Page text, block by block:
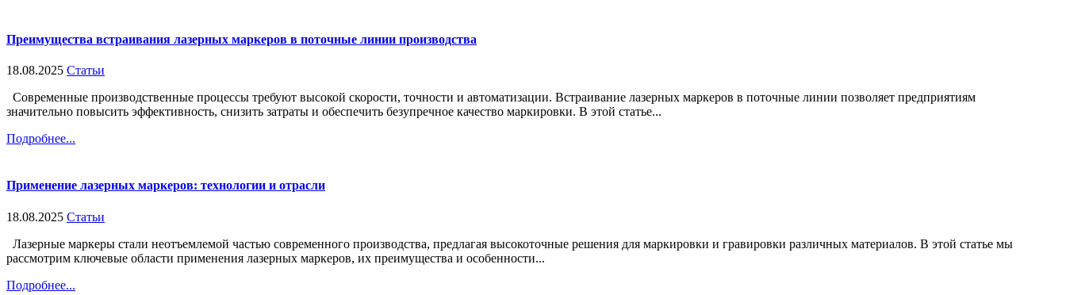
Преимущества встраивания лазерных маркеров в поточные линии производства
18.08.2025 Статьи
Современные производственные процессы требуют высокой скорости, точности и автоматизации. Встраивание лазерных маркеров в поточные линии позволяет предприятиям
значительно повысить эффективность, снизить затраты и обеспечить безупречное качество маркировки. В этой статье...
Подробнее...
Применение лазерных маркеров: технологии и отрасли
18.08.2025 Статьи
Лазерные маркеры стали неотъемлемой частью современного производства, предлагая высокоточные решения для маркировки и гравировки различных материалов. В этой статье мы
рассмотрим ключевые области применения лазерных маркеров, их преимущества и особенности...
Подробнее...